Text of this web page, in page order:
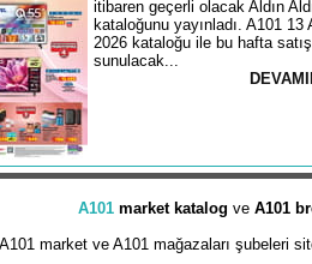
itibaren geçerli olacak Aldın
kataloğunu yayınladı. A101 13
2026 kataloğu ile bu hafta
sunulacak...
A101 market katalog ve A101
A101 market ve A101 mağazaları şubeleri